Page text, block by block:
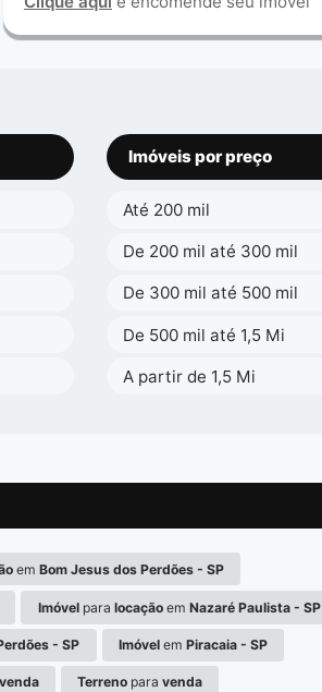
Imóveis por preço
Até 200 mil
De 200 mil até 300 mil
De 300 mil até 500 mil
De 500 mil até 1,5 Mi
A partir de 1,5 Mi
em Bom Jesus dos Perdões - SP
Imóvelpara locaçãoem Nazaré Paulista - SP
- SP Imóvelem Piracaia - SP
venda Terreno paravenda